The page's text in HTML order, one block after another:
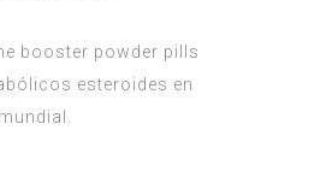
booster powder pills
esteroides en